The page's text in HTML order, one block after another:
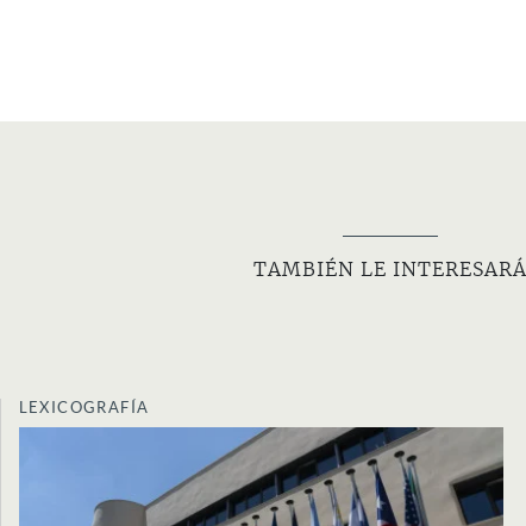
TAMBIÉN LE INTERESARÁ
LEXICOGRAFÍA